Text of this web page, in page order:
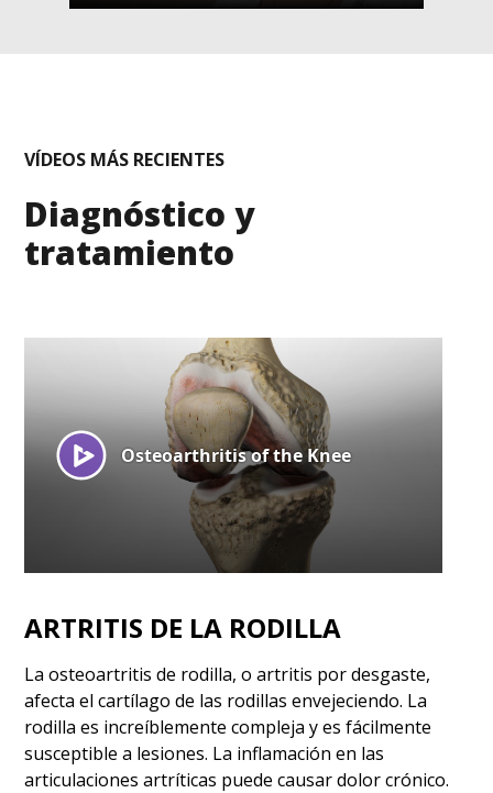
VÍDEOS MÁS RECIENTES
Diagnóstico y
tratamiento
ARTRITIS DE LA RODILLA
La osteoartritis de rodilla, o artritis por desgaste,
afecta el cartílago de las rodillas envejeciendo. La
rodilla es increíblemente compleja y es fácilmente
susceptible a lesiones. La inflamación en las
articulaciones artríticas puede causar dolor crónico.